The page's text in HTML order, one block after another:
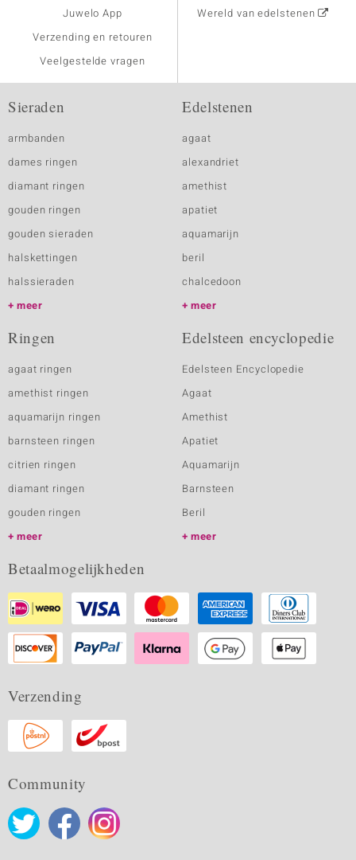
Juwelo App
Verzending en retouren
Veelgestelde vragen
Wereld van edelstenen
Sieraden
armbanden
dames ringen
diamant ringen
gouden ringen
gouden sieraden
halskettingen
halssieraden
meer
Edelstenen
agaat
alexandriet
amethist
apatiet
aquamarijn
beril
chalcedoon
meer
Ringen
agaat ringen
amethist ringen
aquamarijn ringen
barnsteen ringen
citrien ringen
diamant ringen
gouden ringen
meer
Edelsteen encyclopedie
Edelsteen Encyclopedie
Agaat
Amethist
Apatiet
Aquamarijn
Barnsteen
Beril
meer
Betaalmogelijkheden
Verzending
Community